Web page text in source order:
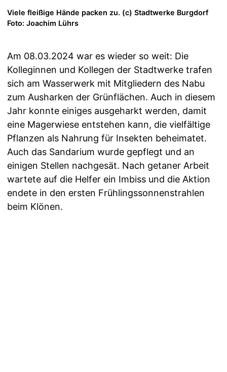
Viele fleißige Hände packen zu. (c) Stadtwerke Burgdorf
Foto: Joachim Lührs
Am 08.03.2024 war es wieder so weit: Die
Kolleginnen und Kollegen der Stadtwerke trafen
sich am Wasserwerk mit Mitgliedern des Nabu
zum Ausharken der Grünflächen. Auch in diesem
Jahr konnte einiges ausgeharkt werden, damit
eine Magerwiese entstehen kann, die vielfältige
Pflanzen als Nahrung für Insekten beheimatet.
Auch das Sandarium wurde gepflegt und an
einigen Stellen nachgesät. Nach getaner Arbeit
wartete auf die Helfer ein Imbiss und die Aktion
endete in den ersten Frühlingssonnenstrahlen
beim Klönen.